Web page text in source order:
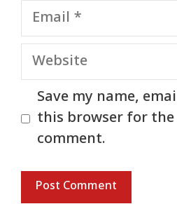
Email
Website
Save my name,
this browser for
comment.